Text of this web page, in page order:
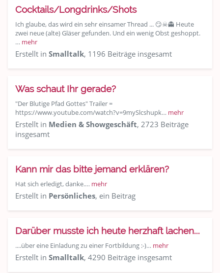
Cocktails/Longdrinks/Shots
Ich glaube, das wird ein sehr einsamer Thread ... 😏☠👻 Heute
zwei neue (alte) Gläser gefunden. Und ein wenig Obst geshoppt.
… mehr
Erstellt in Smalltalk, 1196 Beiträge insgesamt
Was schaut Ihr gerade?
"Der Blutige Pfad Gottes" Trailer =
https://www.youtube.com/watch?v=9mySlcshupk… mehr
Erstellt in Medien & Showgeschäft, 2723 Beiträge
insgesamt
Kann mir das bitte jemand erklären?
Hat sich erledigt, danke.… mehr
Erstellt in Persönliches, ein Beitrag
Darüber musste ich heute herzhaft lachen...
....über eine Einladung zu einer Fortbildung :-)… mehr
Erstellt in Smalltalk, 4290 Beiträge insgesamt